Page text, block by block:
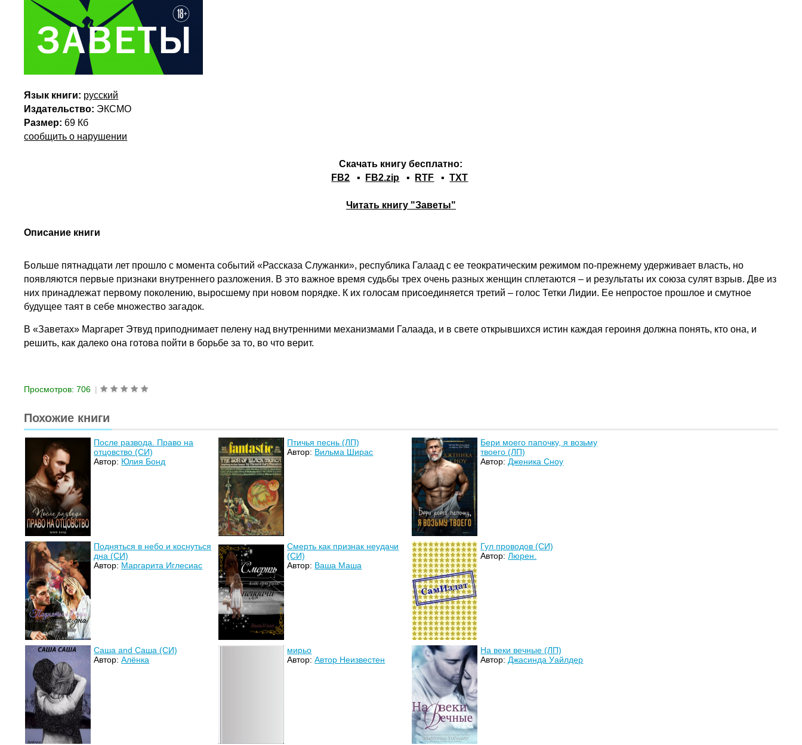
Язык книги: русский
Издательство: ЭКСМО
Размер: 69 Кб
сообщить о нарушении
Скачать книгу бесплатно:
FB2 ▪ FB2.zip ▪ RTF ▪TXT
Читать книгу "Заветы"
Описание книги
Больше пятнадцати лет прошло с момента событий «Рассказа Служанки», республика Галаад с ее теократическим режимом по-прежнему удерживает власть, но
появляются первые признаки внутреннего разложения. В это важное время судьбы трех очень разных женщин сплетаются – и результаты их союза сулят взрыв. Две из
них принадлежат первому поколению, выросшему при новом порядке. К их голосам присоединяется третий – голос Тетки Лидии. Ее непростое прошлое и смутное
будущее таят в себе множество загадок.
В «Заветах» Маргарет Этвуд приподнимает пелену над внутренними механизмами Галаада, и в свете открывшихся истин каждая героиня должна понять, кто она, и
решить, как далеко она готова пойти в борьбе за то, во что верит.
Просмотров: 706 |
Похожие книги
После развода. Право на
отцовство (СИ)
Автор: Юлия Бонд
Птичья песнь (ЛП)
Автор: Вильма Ширас
Бери моего папочку, я возьму
твоего (ЛП)
Автор: Дженика Сноу
Подняться в небо и коснуться
дна (СИ)
Автор: Маргарита Иглесиас
Смерть как признак неудачи
(СИ)
Автор: Ваша Маша
Гул проводов (СИ)
Автор:Люрен.
Саша and Саша (СИ)
Автор:Алёнка
мирьо
Автор:Автор Неизвестен
На веки вечные (ЛП)
Автор: Джасинда Уайлдер